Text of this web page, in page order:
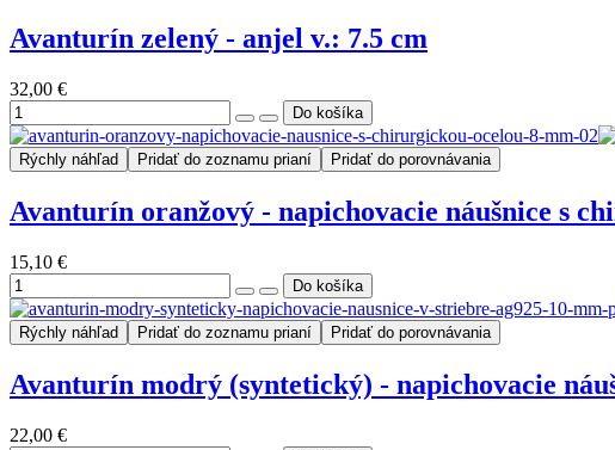
Avanturín zelený - anjel v.: 7.5 cm
32,00 €
Rýchly náhľad Pridať do zoznamu prianí Pridať do porovnávania
Avanturín oranžový - napichovacie náušnice s
15,10 €
Rýchly náhľad Pridať do zoznamu prianí Pridať do porovnávania
Avanturín modrý (syntetický) - napichovacie
22,00 €